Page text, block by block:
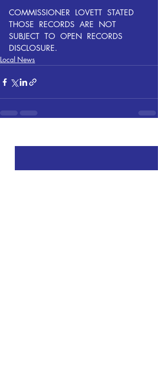
COMMISSIONER  LOVETT  STATED
THOSE  RECORDS  ARE  NOT
SUBJECT  TO  OPEN  RECORDS
DISCLOSURE.
Local News